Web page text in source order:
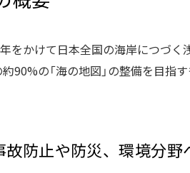
かけて日本全国の海岸につづく
90%の「海の地図」の整備を目指
故防止や防災、環境分野